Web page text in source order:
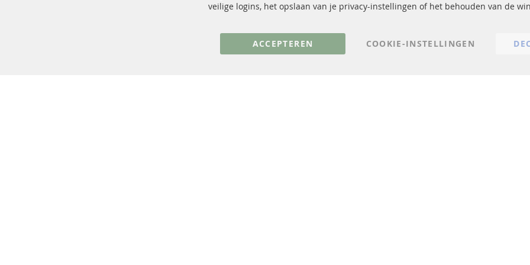
Katalysator (KAT)
FAQ
Verzendingskosten
veilige logins, het opslaan van je privacy-instellingen of het behouden van de
ACCEPTEREN COOKIE-INSTELLINGEN